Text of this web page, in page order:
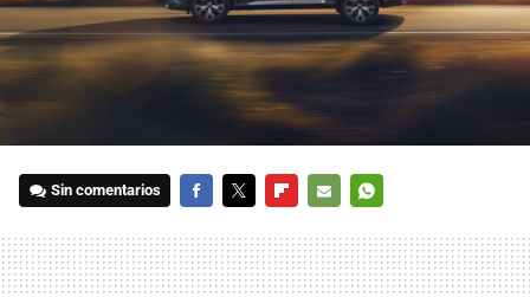
Sin comentarios
MAIL